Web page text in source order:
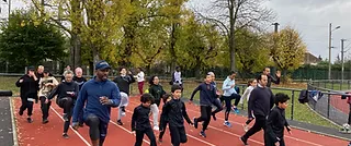
cours d'essai boutique